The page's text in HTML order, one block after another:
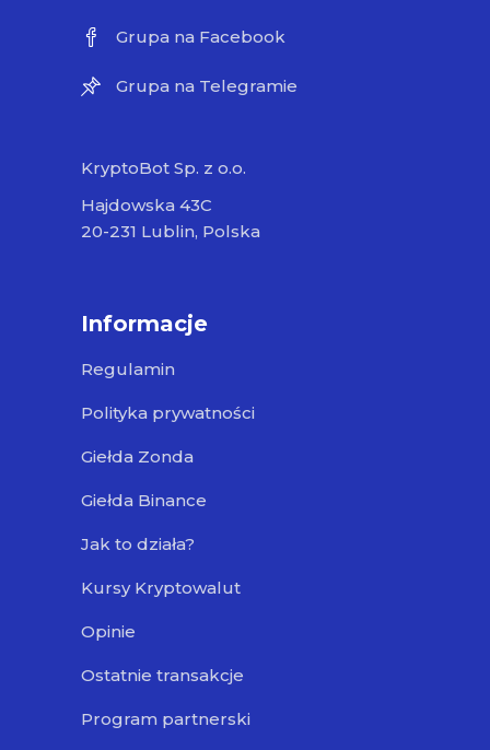
Grupa na Facebook
Grupa na Telegramie
KryptoBot Sp. z o.o.
Hajdowska 43C
20-231 Lublin, Polska
Informacje
Regulamin
Polityka prywatności
Giełda Zonda
Giełda Binance
Jak to działa?
Kursy Kryptowalut
Opinie
Ostatnie transakcje
Program partnerski